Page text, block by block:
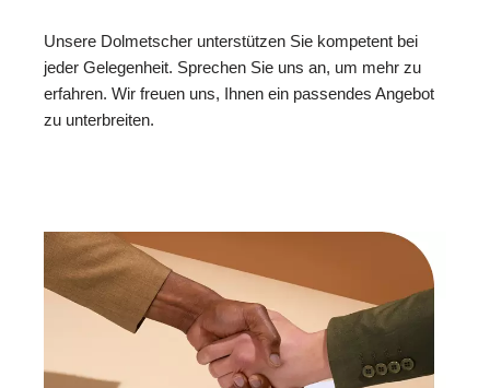
Unsere Dolmetscher unterstützen Sie kompetent bei
jeder Gelegenheit. Sprechen Sie uns an, um mehr zu
erfahren. Wir freuen uns, Ihnen ein passendes Angebot
zu unterbreiten.